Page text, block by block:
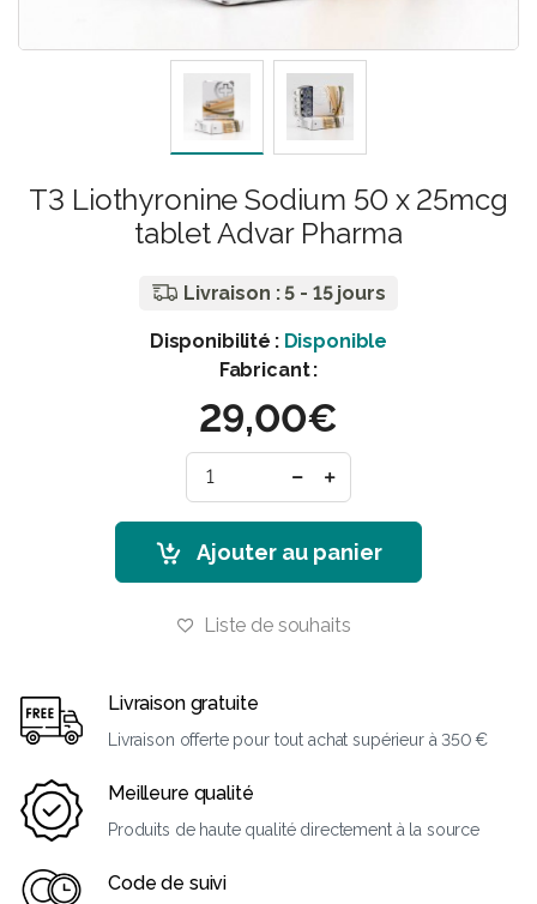
T3 Liothyronine Sodium 50 x 25mcg
tablet Advar Pharma
Livraison : 5 - 15 jours
Disponibilité : Disponible
Fabricant :
29,00€
Ajouter au panier
Liste de souhaits
Livraison gratuite
Livraison offerte pour tout achat supérieur à 350 €
Meilleure qualité
Produits de haute qualité directement à la source
Code de suivi